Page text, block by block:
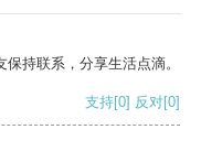
持联系，分享生活点滴。
支持[0] 反对[0]